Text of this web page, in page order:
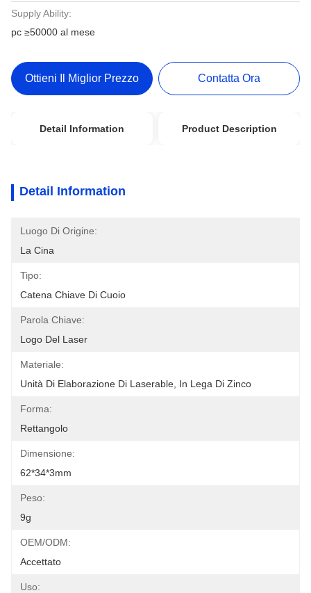
Supply Ability:
pc ≥50000 al mese
Ottieni Il Miglior Prezzo Contatta Ora
Detail Information Product Description
Detail Information
Luogo Di Origine:
La Cina
Tipo:
Catena Chiave Di Cuoio
Parola Chiave:
Logo Del Laser
Materiale:
Unità Di Elaborazione Di Laserable, In Lega Di Zinco
Forma:
Rettangolo
Dimensione:
62*34*3mm
Peso:
9g
OEM/ODM:
Accettato
Uso: